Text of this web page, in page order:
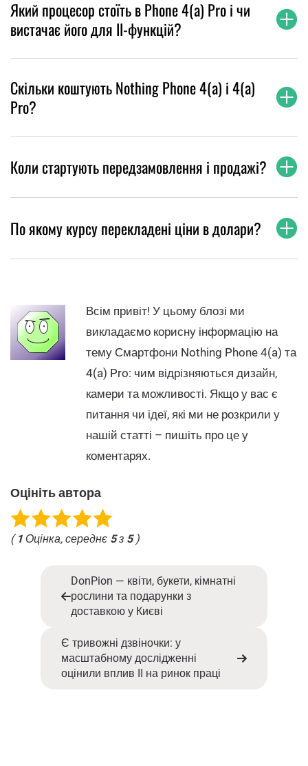
Який процесор стоїть в Phone 4(a) Pro і чи
вистачає його для ІІ-функцій?
Скільки коштують Nothing Phone 4(a) і 4(a)
Pro?
Коли стартують передзамовлення і продажі?
По якому курсу перекладені ціни в долари?
Всім привіт! У цьому блозі ми
викладаємо корисну інформацію на
тему Смартфони Nothing Phone 4(a) та
4(a) Pro: чим відрізняються дизайн,
камери та можливості. Якщо у вас є
питання чи ідеї, які ми не розкрили у
нашій статті – пишіть про це у
коментарях.
Оцініть автора
( 1 Оцінка, середнє 5з 5)
DonPion — квіти, букети, кімнатні
рослини та подарунки з
доставкою у Києві
Є тривожні дзвіночки: у
масштабному дослідженні
оцінили вплив ІІ на ринок праці